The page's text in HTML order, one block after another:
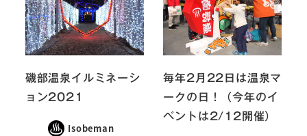
磯部温泉イルミネーシ
ョン2021
Isobeman
毎年2月22日は温泉マ
ークの日！（今年のイ
ベントは2/12開催）